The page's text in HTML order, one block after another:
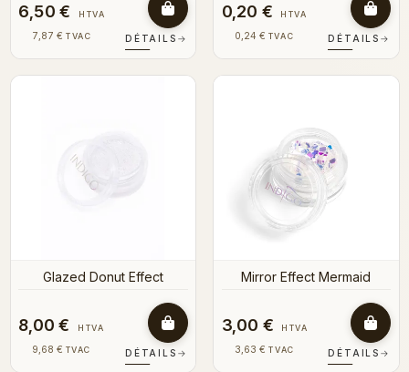
6,50 € HTVA
7,87 € TVAC DÉTAILS →
0,20 € HTVA
0,24 € TVAC DÉTAILS →
Glazed Donut Effect
8,00 € HTVA
9,68 € TVAC DÉTAILS →
Mirror Effect Mermaid
3,00 € HTVA
3,63 € TVAC DÉTAILS →